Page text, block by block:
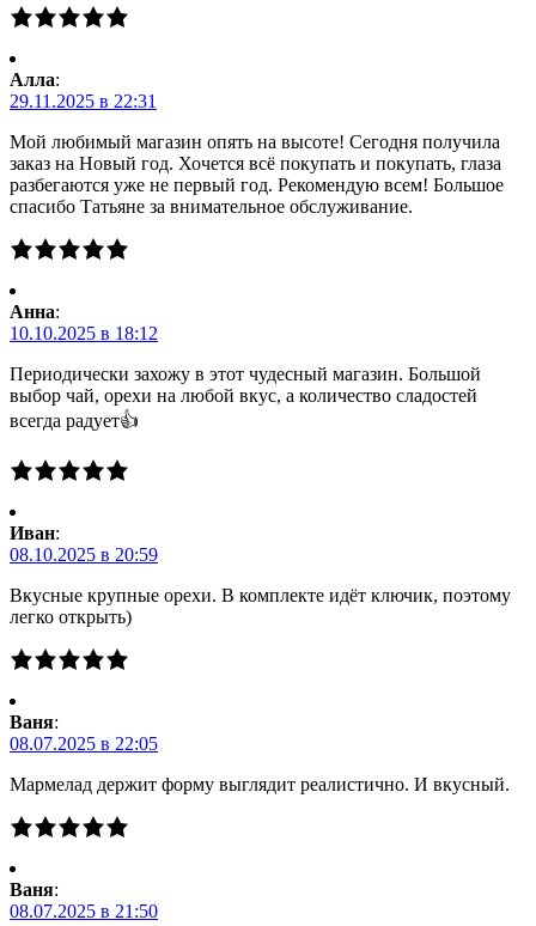
Алла:
29.11.2025 в 22:31
Мой любимый магазин опять на высоте! Сегодня получила
заказ на Новый год. Хочется всё покупать и покупать, глаза
разбегаются уже не первый год. Рекомендую всем! Большое
спасибо Татьяне за внимательное обслуживание.
Анна:
10.10.2025 в 18:12
Периодически захожу в этот чудесный магазин. Большой
выбор чай, орехи на любой вкус, а количество сладостей
всегда радует👍
Иван:
08.10.2025 в 20:59
Вкусные крупные орехи. В комплекте идёт ключик, поэтому
легко открыть)
Ваня:
08.07.2025 в 22:05
Мармелад держит форму выглядит реалистично. И вкусный.
Ваня:
08.07.2025 в 21:50